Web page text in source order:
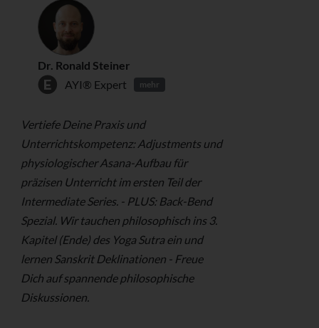
Dr. Ronald Steiner
AYI® Expert
mehr
Vertiefe Deine Praxis und
Unterrichtskompetenz: Adjustments und
physiologischer Asana-Aufbau für
präzisen Unterricht im ersten Teil der
Intermediate Series. - PLUS: Back-Bend
Spezial. Wir tauchen philosophisch ins 3.
Kapitel (Ende) des Yoga Sutra ein und
lernen Sanskrit Deklinationen - Freue
Dich auf spannende philosophische
Diskussionen.